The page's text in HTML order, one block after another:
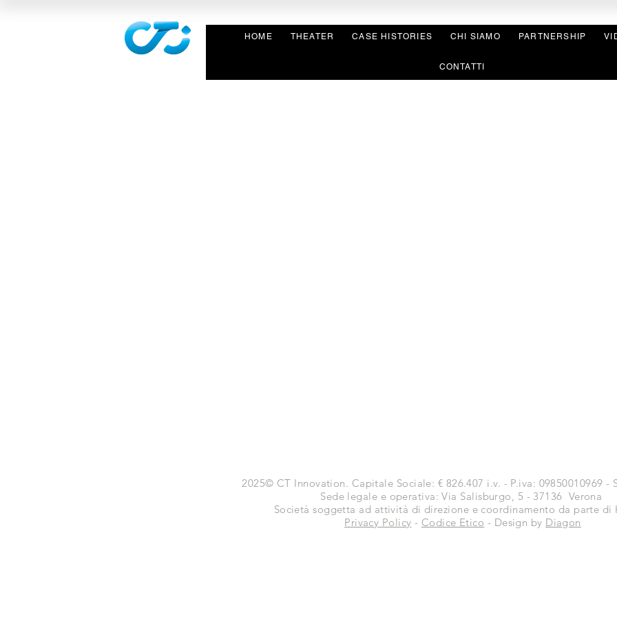
HOME THEATER CASE HISTORIES CHI SIAMO PARTNERSHIP
CONTATTI
2025© CT Innovation. Capitale Sociale: € 826.407 i.v. - P.iva: 09850010969 -
​Sede legale e operativa: Via Salisburgo, 5 - 37136 Verona
Società soggetta ad attività di direzione e coordinamento da parte di
Privacy Policy - Codice Etico - Design by Diagon